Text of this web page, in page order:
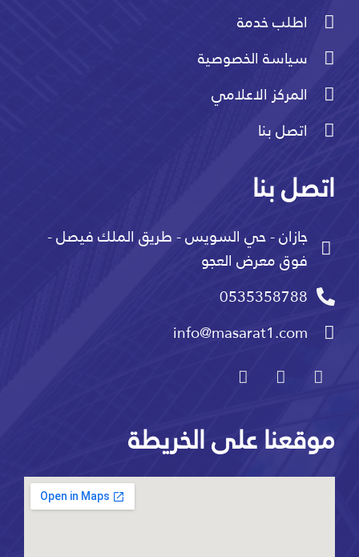
اطلب خدمة
سياسة الخصوصية
المركز الاعلامي
اتصل بنا
اتصل بنا
جازان - حي السويس - طريق الملك فيصل -
فوق معرض العجو
0535358788
info@masarat1.com
موقعنا على الخريطة